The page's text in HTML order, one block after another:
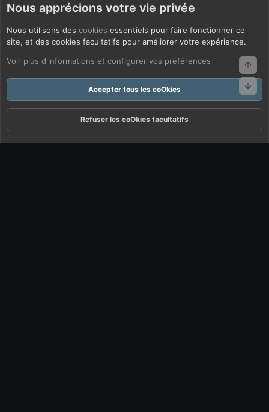
Nous apprécions votre vie privée
Nous utilisons des cookies essentiels pour faire fonctionner ce
site, et des cookies facultatifs pour améliorer votre expérience.
Voir plus d'informations et configurer vos préférences
Accepter tous les coOkies
Refuser les coOkies facultatifs